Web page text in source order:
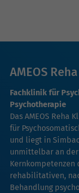
AMEOS
Fachklinik für
Psychotherapie
Das AMEOS Reha
für
und liegt in
unmittelbar an der
Kernkompetenzen
rehabilitativen,
Behandlung